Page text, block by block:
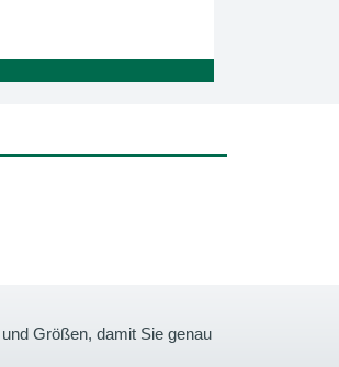
Größen, damit Sie genau